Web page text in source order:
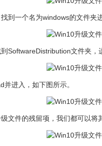
一个名为windows的文件夹进
文件夹，
进入，如下图所示。
件的残留项，我们都可以将